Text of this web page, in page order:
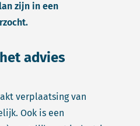
zijn in een
advies
verplaatsing van
Ook is een